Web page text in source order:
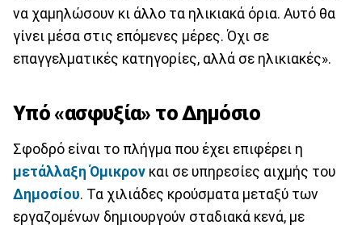
να χαμηλώσουν κι άλλο τα ηλικιακά όρια. Αυτό θα
γίνει μέσα στις επόμενες μέρες. Όχι σε
επαγγελματικές κατηγορίες, αλλά σε ηλικιακές».
Υπό «ασφυξία» το Δημόσιο
Σφοδρό είναι το πλήγμα που έχει επιφέρει η
μετάλλαξη Όμικρον και σε υπηρεσίες αιχμής του
Δημοσίου. Τα χιλιάδες κρούσματα μεταξύ των
εργαζομένων δημιουργούν σταδιακά κενά, με